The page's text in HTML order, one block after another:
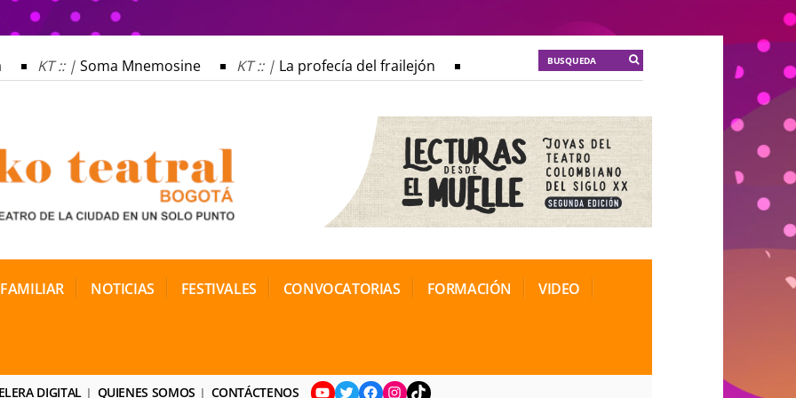
KT :: |Soma Mnemosine KT :: |La profecía del frailejón
Spider-Marx y el ratón Bakunin en el
Spider-Marx y el ratón Bakunin en el
El Mimo celebra a Julio Ferro
NOTICIAS FESTIVALES CONVOCATORIAS FORMACIÓN VIDEO
DIGITAL QUIENES SOMOS CONTÁCTENOS YouTube
TwitterFacebook
Instagram
TikTok